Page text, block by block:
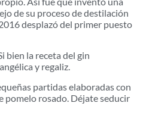
de su proceso de destilación
desplazó del primer puesto
bien la receta del gin
y regaliz.
partidas elaboradas con
pomelo rosado. Déjate seducir